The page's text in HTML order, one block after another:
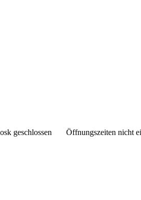
geschlossen Öffnungszeiten nicht